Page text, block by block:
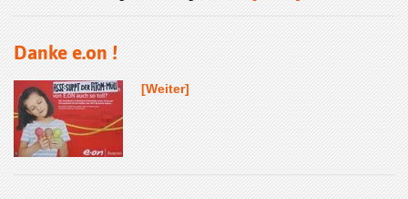
Danke e.on !
[Weiter]